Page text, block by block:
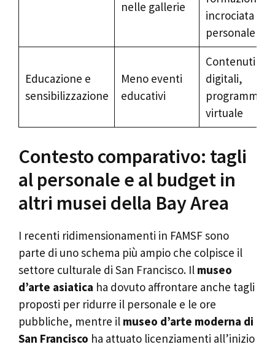
nelle gallerie
incrociata del
personale
Educazione e
sensibilizzazione
Meno eventi
educativi
Contenuti
digitali,
virtuale
Contesto comparativo: tagli
al personale e al budget in
altri musei della Bay Area
I recenti ridimensionamenti in FAMSF sono
parte di uno schema più ampio che colpisce il
settore culturale di San Francisco. Il museo
d’arte asiatica ha dovuto affrontare anche tagli
proposti per ridurre il personale e le ore
pubbliche, mentre il museo d’arte moderna di
San Francisco ha attuato licenziamenti all’inizio